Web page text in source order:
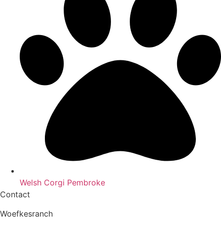
Welsh Corgi Pembroke
Contact
Woefkesranch